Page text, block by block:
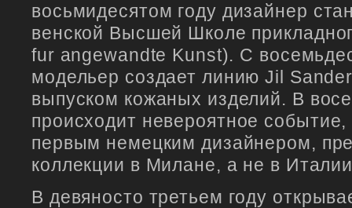
восьмидесятом году дизайнер
венской Высшей Школе
fur angewandte Kunst). С
модельер создает линию Jil
выпуском кожаных изделий. В
происходит невероятное
первым немецким дизайнером,
коллекции в Милане, а не в
В девяносто третьем году